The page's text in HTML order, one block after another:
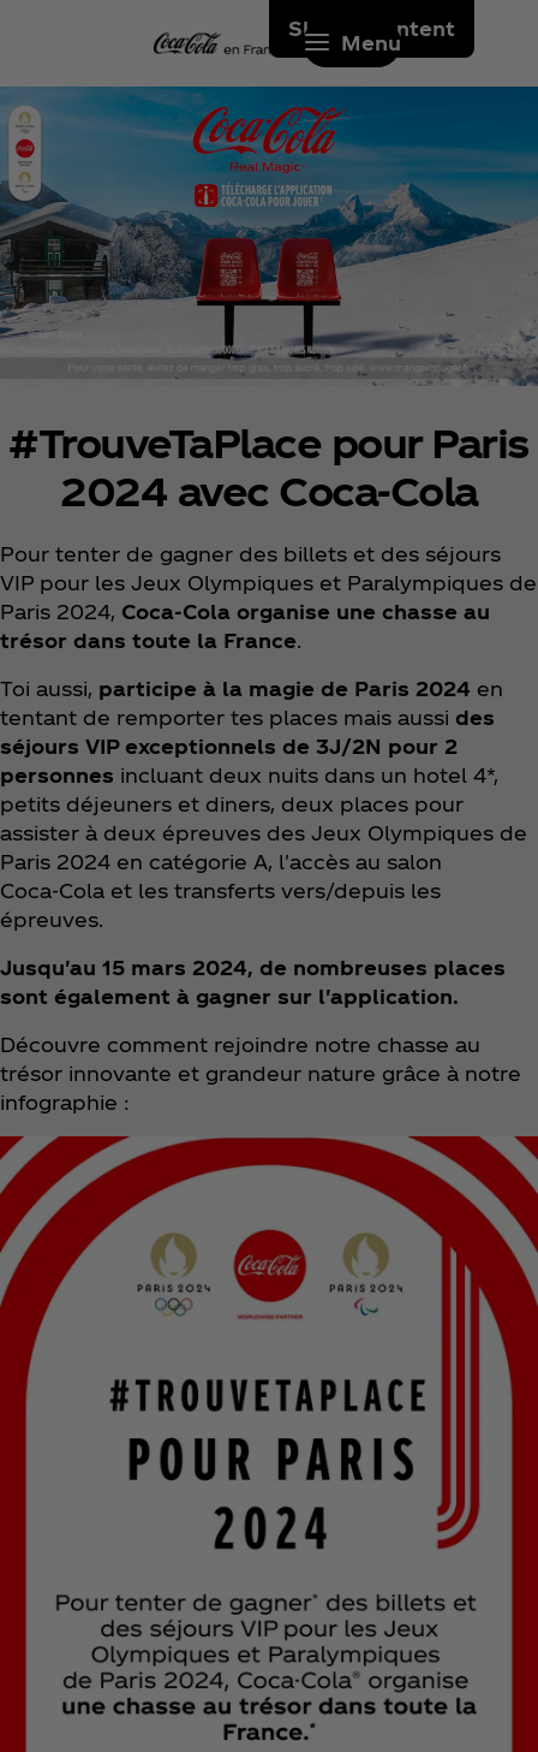
Skip to content
Menu
#TrouveTaPlace pour Paris
2024 avec Coca‑Cola
Pour tenter de gagner des billets et des séjours
VIP pour les Jeux Olympiques et Paralympiques de
Paris 2024, Coca‑Cola organise une chasse au
trésor dans toute la France.
Toi aussi, participe à la magie de Paris 2024 en
tentant de remporter tes places mais aussi des
séjours VIP exceptionnels de 3J/2N pour 2
personnes incluant deux nuits dans un hotel 4*,
petits déjeuners et diners, deux places pour
assister à deux épreuves des Jeux Olympiques de
Paris 2024 en catégorie A, l'accès au salon
Coca‑Cola et les transferts vers/depuis les
épreuves.
Jusqu'au 15 mars 2024, de nombreuses places
sont également à gagner sur l'application.
Découvre comment rejoindre notre chasse au
trésor innovante et grandeur nature grâce à notre
infographie :